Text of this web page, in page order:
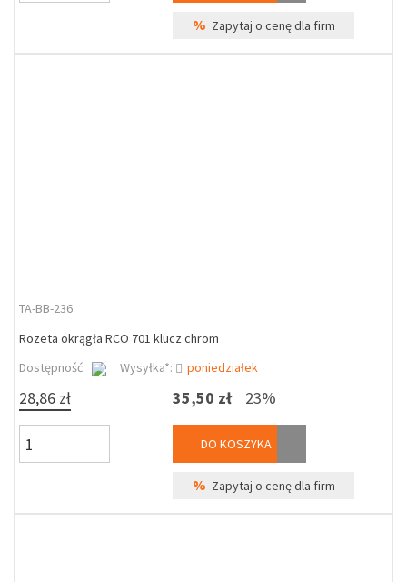
% Zapytaj o cenę dla firm
TA-BB-236
Rozeta okrągła RCO 701 klucz chrom
Dostępność
Wysyłka*: poniedziałek
28,86 zł 35,50 zł 23%
DO KOSZYKA
% Zapytaj o cenę dla firm